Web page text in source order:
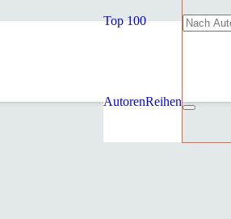
Top 100
AutorenReihen